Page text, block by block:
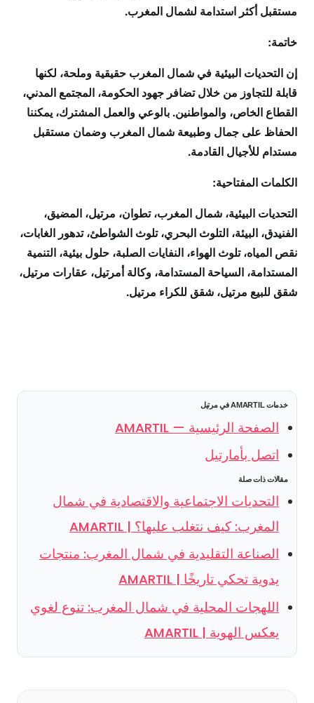
مستقبل أكثر استدامة لشمال المغرب.
خاتمة:
إن التحديات البيئية في شمال المغرب حقيقية وملحة، لكنها
قابلة للتجاوز من خلال تضافر جهود الحكومة، المجتمع المدني،
القطاع الخاص، والمواطنين. بالوعي والعمل المشترك، يمكننا
الحفاظ على جمال وطبيعة شمال المغرب وضمان مستقبل
مستدام للأجيال القادمة.
الكلمات المفتاحية:
التحديات البيئية، شمال المغرب، تطوان، مرتيل، المضيق،
الفنيدق، البيئة، التلوث البحري، تلوث الشواطئ، تدهور الغابات،
نقص المياه، تلوث الهواء، النفايات الصلبة، حلول بيئية، التنمية
المستدامة، السياحة المستدامة، وكالة أمرتيل، عقارات مرتيل،
شقق للبيع مرتيل، شقق للكراء مرتيل.
خدمات AMARTIL في مرتيل
الصفحة الرئيسية — AMARTIL
اتصل بأمارتيل
مقالات ذات صلة
التحديات الاجتماعية والاقتصادية في شمال
المغرب: كيف نتغلب عليها؟ | AMARTIL
الصناعة التقليدية في شمال المغرب: منتجات
يدوية تحكي تاريخًا | AMARTIL
اللهجات المحلية في شمال المغرب: تنوع لغوي
يعكس الهوية | AMARTIL